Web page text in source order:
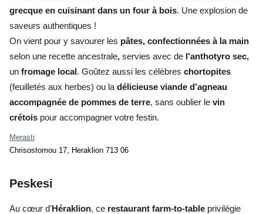
grecque en cuisinant dans un four à bois. Une explosion de
saveurs authentiques !
On vient pour y savourer les pâtes, confectionnées à la main
selon une recette ancestrale, servies avec de l'anthotyro sec,
un fromage local. Goûtez aussi les célèbres chortopites
(feuilletés aux herbes) ou la délicieuse viande d'agneau
accompagnée de pommes de terre, sans oublier le vin
crétois pour accompagner votre festin.
Merasti
Chrisostomou 17, Heraklion 713 06
Peskesi
Au cœur d'Héraklion, ce restaurant farm-to-table privilégie